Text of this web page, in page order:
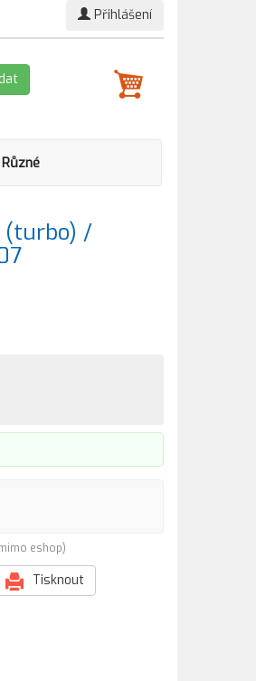
Přihlášení
Různé
(turbo) /
eshop)
Tisknout